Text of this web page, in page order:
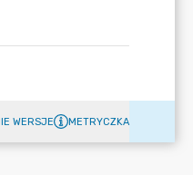
WERSJE METRYCZKA